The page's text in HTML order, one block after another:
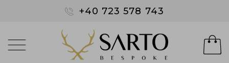
+40 723 578 743